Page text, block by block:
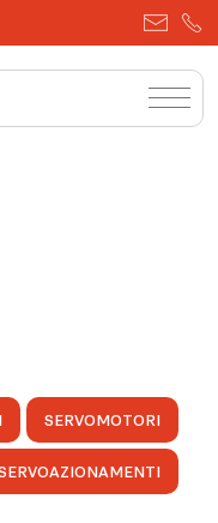
SERVOMOTORI